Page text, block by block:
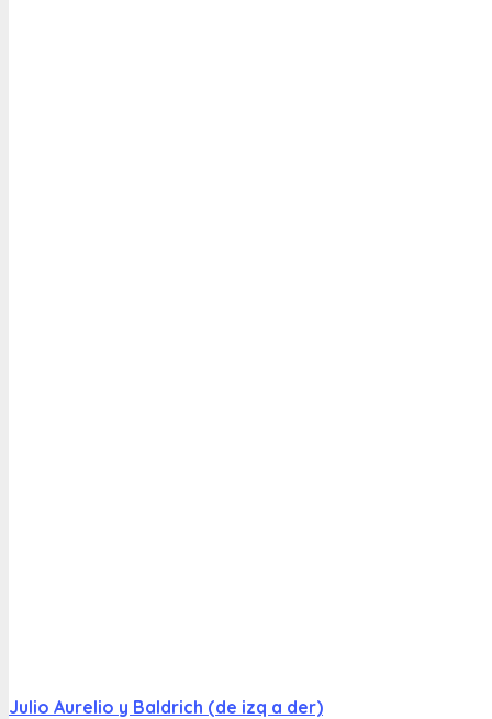
Julio Aurelio y Baldrich (de izq a der)